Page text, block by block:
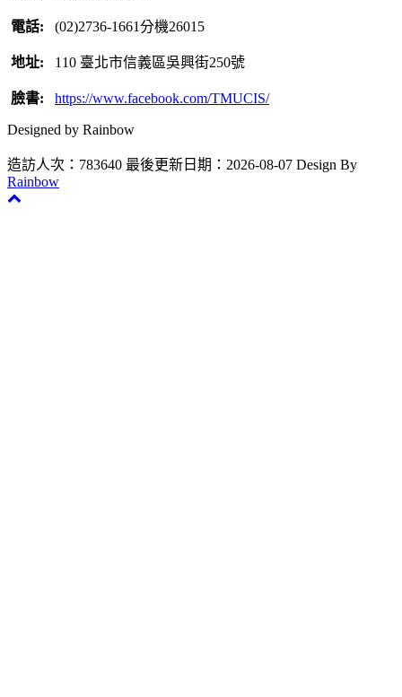
電話: (02)2736-1661分機26015
地址: 110 臺北市信義區吳興街250號
臉書: https://www.facebook.com/TMUCIS/
Designed by Rainbow
造訪人次：783640 最後更新日期：2026-08-07 Design By
Rainbow